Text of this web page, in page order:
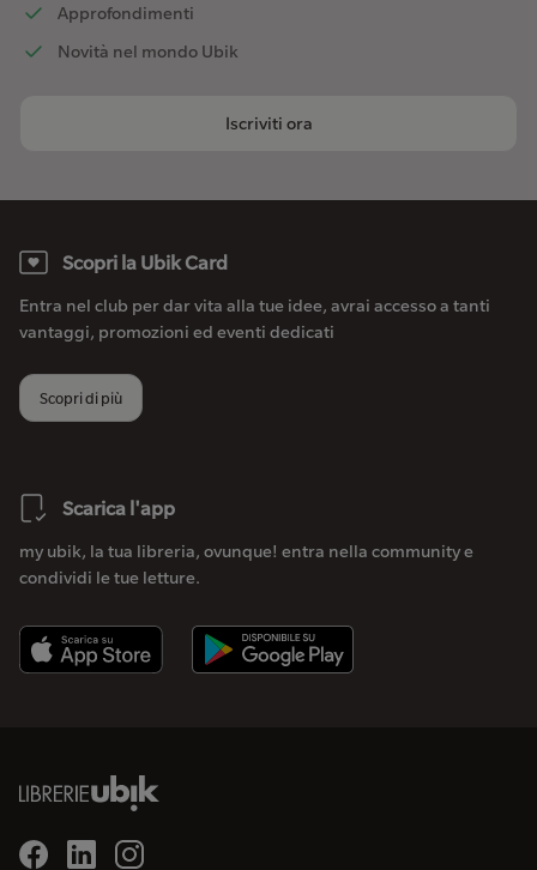
Approfondimenti
Novità nel mondo Ubik
Iscriviti ora
Scopri la Ubik Card
Entra nel club per dar vita alla tue idee, avrai accesso a tanti
vantaggi, promozioni ed eventi dedicati
Scopri di più
Scarica l'app
my ubik, la tua libreria, ovunque! entra nella community e
condividi le tue letture.